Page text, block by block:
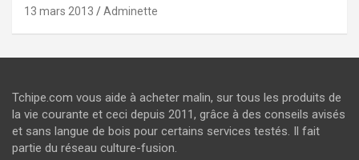
13 mars 2013 Adminette
Tchipe.com vous aide à acheter malin, sur tous les produits de
la vie courante et ceci depuis 2011, grâce à des conseils avisés
et sans langue de bois pour certains services testés. Il fait
partie du réseau culture-fusion.